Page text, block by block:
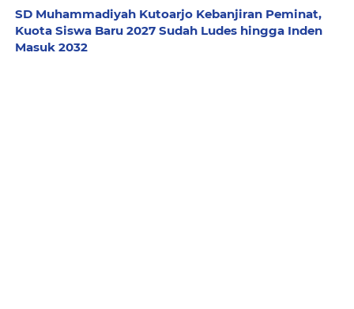
SD Muhammadiyah Kutoarjo Kebanjiran Peminat,
Kuota Siswa Baru 2027 Sudah Ludes hingga Inden
Masuk 2032